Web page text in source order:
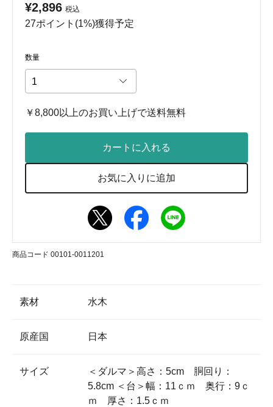
¥2,896 税込
27ポイント(1%)獲得予定
数量
￥8,800以上のお買い上げで送料無料
カートに入れる
お気に入りに追加
商品コード 00101-0011201
素材 水木
原産国 日本
サイズ
＜ダルマ＞高さ：5cm 胴回り：
5.8cm ＜台＞幅：11ｃｍ 奥行：9ｃ
ｍ 厚さ：1.5ｃｍ